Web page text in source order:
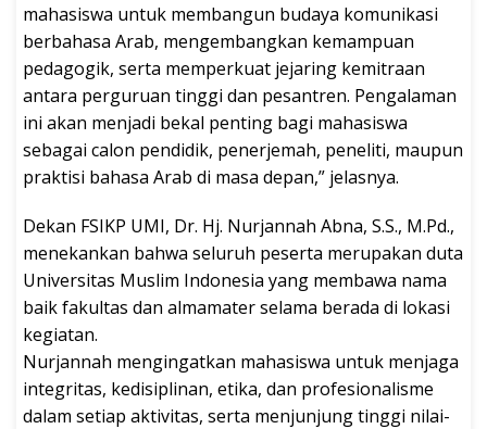
mahasiswa untuk membangun budaya komunikasi
berbahasa Arab, mengembangkan kemampuan
pedagogik, serta memperkuat jejaring kemitraan
antara perguruan tinggi dan pesantren. Pengalaman
ini akan menjadi bekal penting bagi mahasiswa
sebagai calon pendidik, penerjemah, peneliti, maupun
praktisi bahasa Arab di masa depan,” jelasnya.
Dekan FSIKP UMI, Dr. Hj. Nurjannah Abna, S.S., M.Pd.,
menekankan bahwa seluruh peserta merupakan duta
Universitas Muslim Indonesia yang membawa nama
baik fakultas dan almamater selama berada di lokasi
kegiatan.
Nurjannah mengingatkan mahasiswa untuk menjaga
integritas, kedisiplinan, etika, dan profesionalisme
dalam setiap aktivitas, serta menjunjung tinggi nilai-